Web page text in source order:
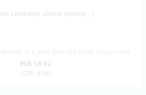
Zásilkovny včetně dopravy. :)
EUR 18.92
(CZK 459)